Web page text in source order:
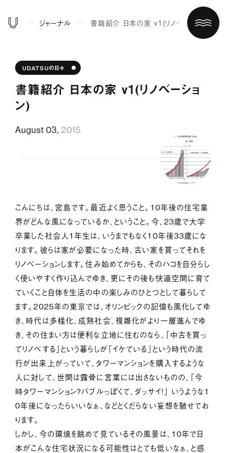
ジャーナル 書籍紹介 日本の家 v1（リノベーション）
UDATSUの日々
書籍紹介 日本の家 v1（リノベーショ
ン）
August 03, 2015
こんにちは、宮島です。最近よく思うこと。１０年後の住宅業
界がどんな風になっているか、ということ。今、２３歳で大学
卒業した社会人１年生は、いうまでもなく１０年後３３歳にな
ります。彼らは家が必要になった時、古い家を買ってそれを
リノベーションします。住み始めてからも、そのハコを自分らし
く使いやすく作り込んでゆき、更にその後も快適空間に育て
ていくこと自体を生活の中の楽しみのひとつとして暮らして
ます。２０２５年の東京では、オリンピックの記憶も風化してゆ
き、時代は多様化、成熟社会、複雑化がより一層進んでゆ
き、その住まい方は便利な立地に住むのなら、「中古を買っ
てリノベする」という暮らしが「イケている」という時代の流
行が出来上がっていて、タワーマンションを購入するような
人に対して、世間は露骨に言葉には出さないものの、「今
時タワーマンション？バブルっぽくて、ダッサイ！」 いうような１
０年後になったらいいなぁ、などとくだらない妄想を馳せてお
ります。
しかし、今の環境を眺めて見ているその風景は、１０年で日
本がこんな住宅状況になる可能性はとても低いなぁ、と感
リノベする
サービス紹介
ジャーナル
お問い合わせ
会社情報 採用情報 プライバシーポリシー